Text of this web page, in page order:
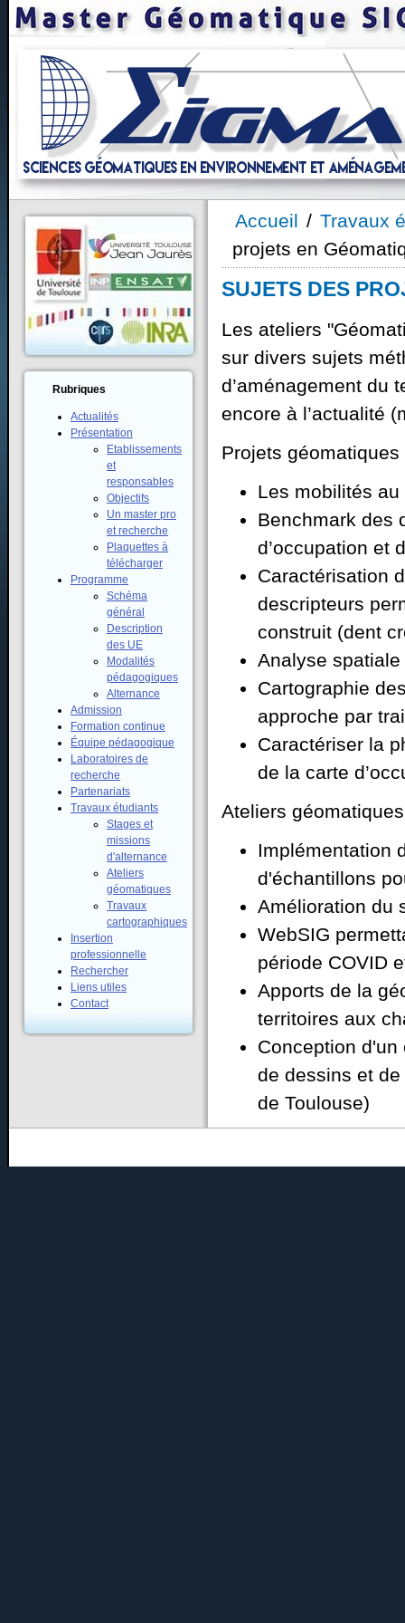
Rubriques
Actualités
Présentation
Etablissements
et
responsables
Objectifs
Un master pro
et recherche
Plaquettes à
télécharger
Programme
Schéma
général
Description
des UE
Modalités
pédagogiques
Alternance
Admission
Formation continue
Équipe pédagogique
Laboratoires de
recherche
Partenariats
Travaux étudiants
Stages et
missions
d'alternance
Ateliers
géomatiques
Travaux
cartographiques
Insertion
professionnelle
Rechercher
Liens utiles
Contact
Accueil / Travaux
projets en
SUJETS DES
Les ateliers
sur divers sujets
d’aménagement du
encore à l’actualité
Projets géomatiques
Les mobilités
Benchmark des
d’occupation et
Caractérisation
descripteurs
construit (dent
Analyse
Cartographie
approche par
Caractériser la
de la carte
Ateliers
Implémentation
d'échantillons
Amélioration du
WebSIG
période COVID
Apports de la
territoires aux
Conception
de dessins et
de Toulouse)